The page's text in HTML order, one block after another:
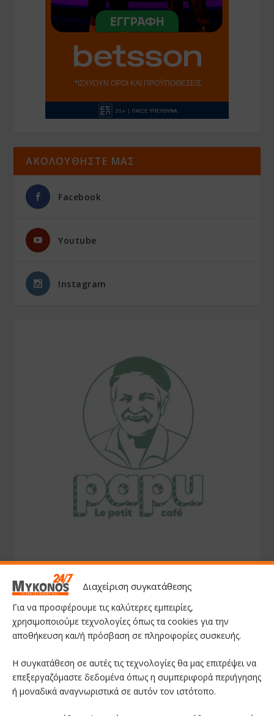
Διαχείριση συγκατάθεσης
Για να προσφέρουμε τις καλύτερες εμπειρίες,
χρησιμοποιούμε τεχνολογίες όπως τα cookies για την
αποθήκευση και/ή πρόσβαση σε πληροφορίες συσκευής.
Η συγκατάθεση σε αυτές τις τεχνολογίες θα μας επιτρέψει να
επεξεργαζόμαστε δεδομένα όπως η συμπεριφορά περιήγησης
ή μοναδικά αναγνωριστικά σε αυτόν τον ιστότοπο.
ΑΚΟΛΟΥΘΗΣΤΕ ΜΑΣ
Facebook
Youtube
Instagram